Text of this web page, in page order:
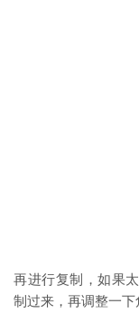
再进行复制，如果
制过来，再调整一下